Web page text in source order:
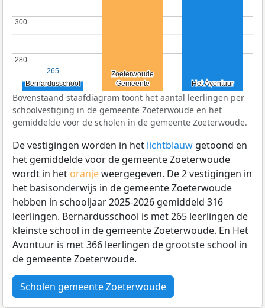
Bernardusschool
Bernardusschool Gemeente
Gemeente
Zoeterwoude
Zoeterwoude
Het Avontuur
Het Avontuur
280
280
300
300
265
265
Bovenstaand staafdiagram toont het aantal leerlingen per
schoolvestiging in de gemeente Zoeterwoude en het
gemiddelde voor de scholen in de gemeente Zoeterwoude.
De vestigingen worden in het lichtblauw getoond en
het gemiddelde voor de gemeente Zoeterwoude
wordt in het oranjeweergegeven. De 2 vestigingen in
het basisonderwijs in de gemeente Zoeterwoude
hebben in schooljaar 2025-2026 gemiddeld 316
leerlingen. Bernardusschool is met 265 leerlingen de
kleinste school in de gemeente Zoeterwoude. En Het
Avontuur is met 366 leerlingen de grootste school in
de gemeente Zoeterwoude.
Scholen gemeente Zoeterwoude